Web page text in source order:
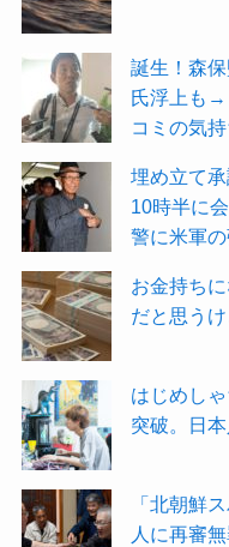
誕生！森
氏浮上も→
コミの気持
埋め立て
10時半に
警に米軍
お金持ち
だと思うけ
はじめし
突破。日
「北朝鮮
人に再審